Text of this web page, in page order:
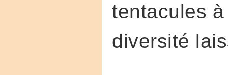
tentacules
diversité